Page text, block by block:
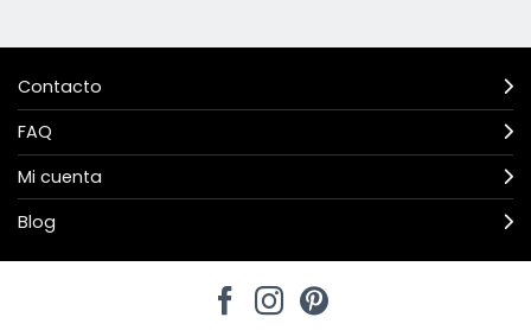
Contacto
FAQ
Mi cuenta
Blog